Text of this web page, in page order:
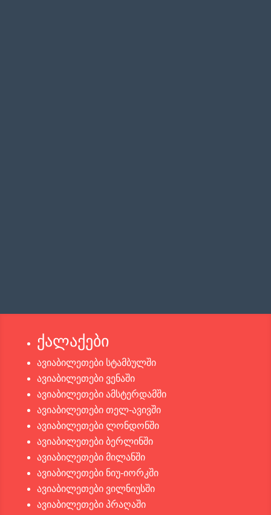
ქალაქები
ავიაბილეთები სტამბულში
ავიაბილეთები ვენაში
ავიაბილეთები ამსტერდამში
ავიაბილეთები თელ-ავივში
ავიაბილეთები ლონდონში
ავიაბილეთები ბერლინში
ავიაბილეთები მილანში
ავიაბილეთები ნიუ-იორკში
ავიაბილეთები ვილნიუსში
ავიაბილეთები პრაღაში